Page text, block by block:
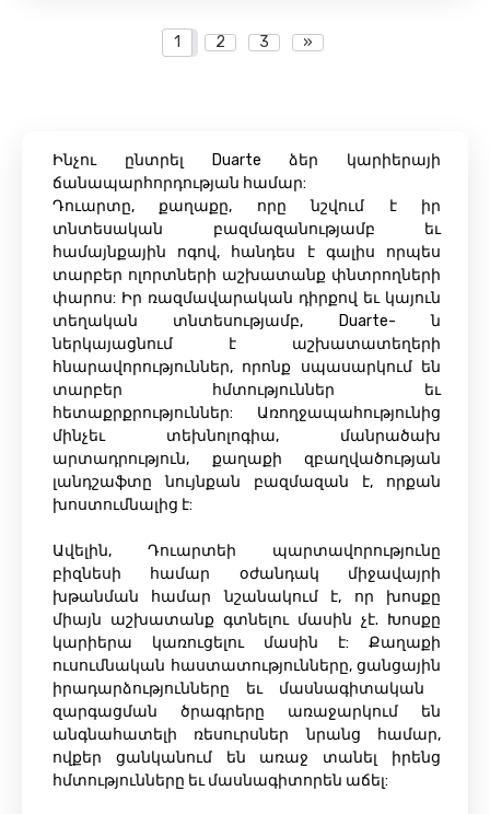
1 2 3 »
Ինչու ընտրել Duarte ձեր կարիերայի
ճանապարհորդության համար:
Դուարտը, քաղաքը, որը նշվում է իր
տնտեսական բազմազանությամբ եւ
համայնքային ոգով, հանդես է գալիս որպես
տարբեր ոլորտների աշխատանք փնտրողների
փարոս: Իր ռազմավարական դիրքով եւ կայուն
տեղական տնտեսությամբ, Duarte- ն
ներկայացնում է աշխատատեղերի
հնարավորություններ, որոնք սպասարկում են
տարբեր հմտություններ եւ
հետաքրքրություններ: Առողջապահությունից
մինչեւ տեխնոլոգիա, մանրածախ
արտադրություն, քաղաքի զբաղվածության
լանդշաֆտը նույնքան բազմազան է, որքան
խոստումնալից է:
Ավելին, Դուարտեի պարտավորությունը
բիզնեսի համար օժանդակ միջավայրի
խթանման համար նշանակում է, որ խոսքը
միայն աշխատանք գտնելու մասին չէ. Խոսքը
կարիերա կառուցելու մասին է: Քաղաքի
ուսումնական հաստատությունները, ցանցային
իրադարձությունները եւ մասնագիտական ​​
զարգացման ծրագրերը առաջարկում են
անգնահատելի ռեսուրսներ նրանց համար,
ովքեր ցանկանում են առաջ տանել իրենց
հմտությունները եւ մասնագիտորեն աճել: